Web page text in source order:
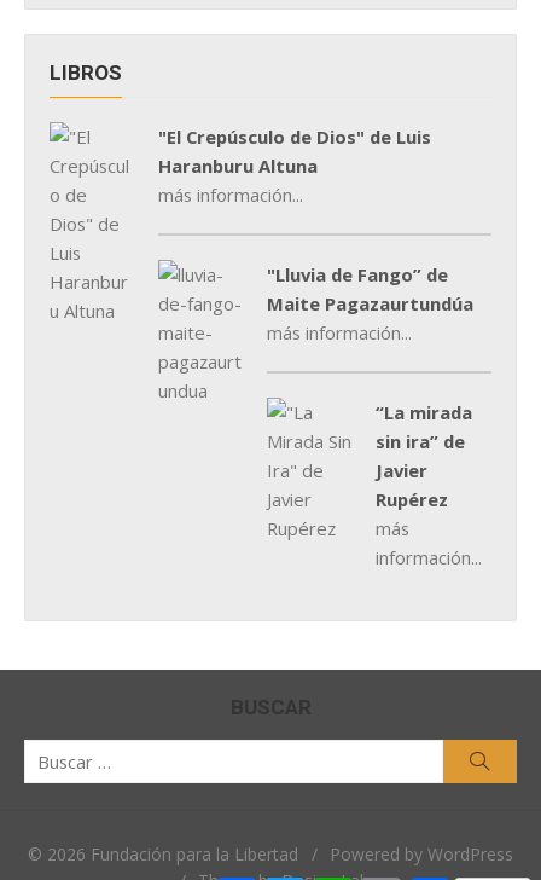
LIBROS
"El Crepúsculo de Dios" de Luis
Haranburu Altuna
más información...
"Lluvia de Fango” de
Maite Pagazaurtundúa
más información...
“La mirada
sin ira” de
Javier
Rupérez
más
información...
BUSCAR
© 2026 Fundación para la Libertad /
Powered by WordPress